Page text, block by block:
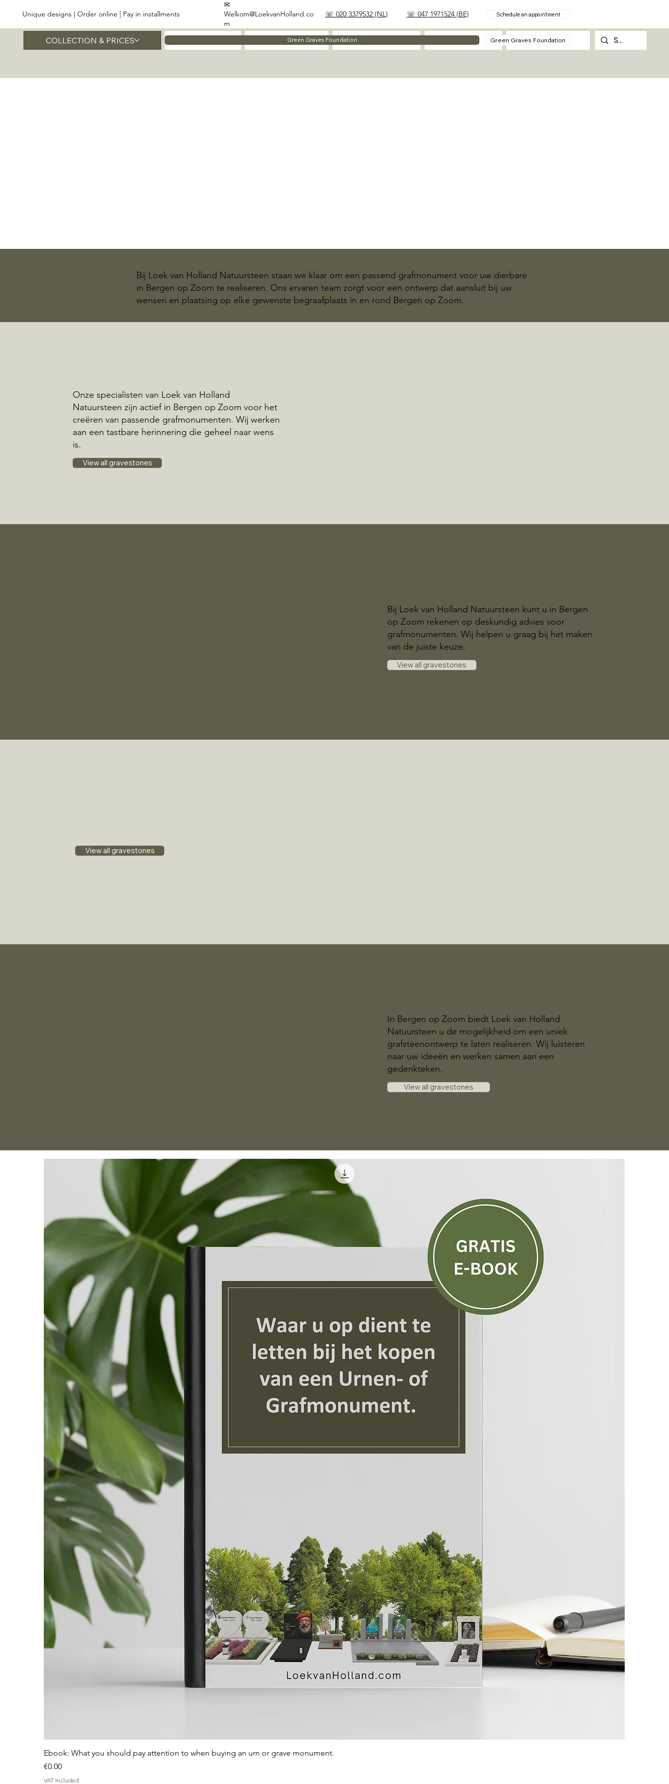
Unique designs | Order online | Pay in installments ☏ 020 3379532 (NL) ☏ 047 1971524 (BE) Schedule an appointment
✉
Welkom@LoekvanHolland.co
m
COLLECTION & PRICES Method Contact
Green Graves Foundation Green Graves Foundation
Bij Loek van Holland Natuursteen staan we klaar om een passend grafmonument voor uw dierbare
in Bergen op Zoom te realiseren. Ons ervaren team zorgt voor een ontwerp dat aansluit bij uw
wensen en plaatsing op elke gewenste begraafplaats in en rond Bergen op Zoom.
Onze specialisten van Loek van Holland
Natuursteen zijn actief in Bergen op Zoom voor het
creëren van passende grafmonumenten. Wij werken
aan een tastbare herinnering die geheel naar wens
is.
View all gravestones
Bij Loek van Holland Natuursteen kunt u in Bergen
op Zoom rekenen op deskundig advies voor
grafmonumenten. Wij helpen u graag bij het maken
van de juiste keuze.
View all gravestones
View all gravestones
In Bergen op Zoom biedt Loek van Holland
Natuursteen u de mogelijkheid om een uniek
grafsteenontwerp te laten realiseren. Wij luisteren
naar uw ideeën en werken samen aan een
gedenkteken.
View all gravestones
Quick View
Ebook: What you should pay attention to when buying an urn or grave monument.
Price
€0.00
VAT Included